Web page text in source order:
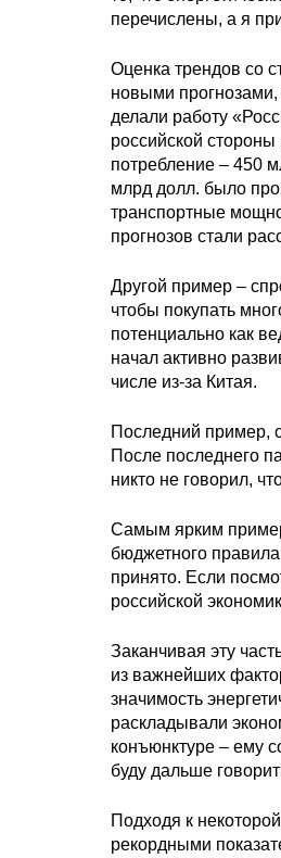
перечислены, а я
Оценка трендов со
новыми прогнозами,
делали работу
российской
потребление – 450
млрд долл. было
транспортные
прогнозов стали
Другой пример –
чтобы покупать
потенциально как
начал активно
числе из-за Китая.
Последний пример,
После последнего
никто не говорил,
Самым ярким
бюджетного
принято. Если
российской
Заканчивая эту
из важнейших
значимость
раскладывали
конъюнктуре – ему
буду дальше
Подходя к
рекордными